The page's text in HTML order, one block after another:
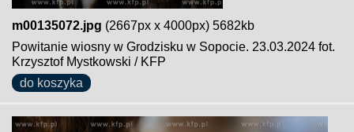
m00135072.jpg (2667px x 4000px) 5682kb
Powitanie wiosny w Grodzisku w Sopocie. 23.03.2024 fot.
Krzysztof Mystkowski / KFP
do koszyka